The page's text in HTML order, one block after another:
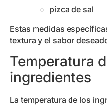
pizca de sal
Estas medidas
textura y el sabor
Temperatura
ingredientes
La temperatura de los